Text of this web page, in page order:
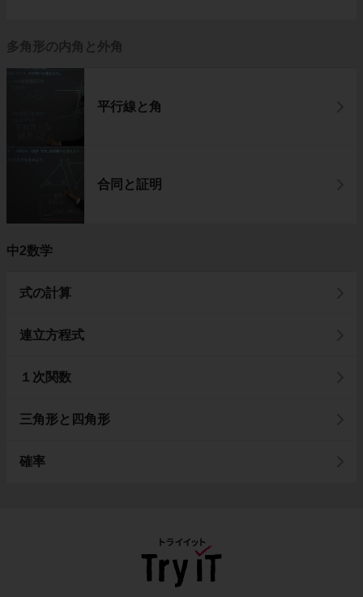
多角形の内角と外角
平行線と角
合同と証明
中2数学
式の計算
連立方程式
１次関数
三角形と四角形
確率